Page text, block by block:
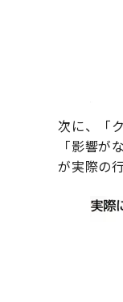
次に、「
「影響
が実際の